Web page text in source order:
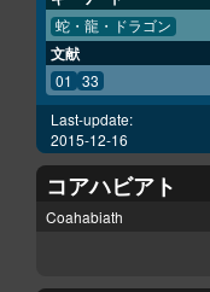
蛇・龍・ドラゴン
文献
01 33
Last-update:
2015-12-16
コアハビアト
Coahabiath